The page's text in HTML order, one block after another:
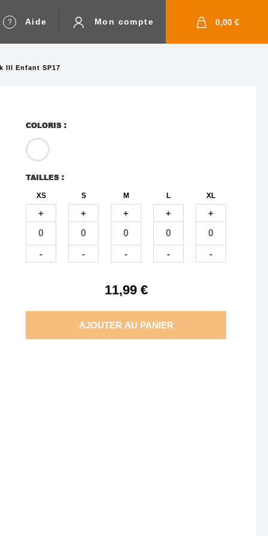
Aide Mon compte 0,00 €
III Enfant SP17
COLORIS :
TAILLES :
XS
+
-
S
+
-
M
+
-
L
+
-
XL
+
-
11,99 €
AJOUTER AU PANIER